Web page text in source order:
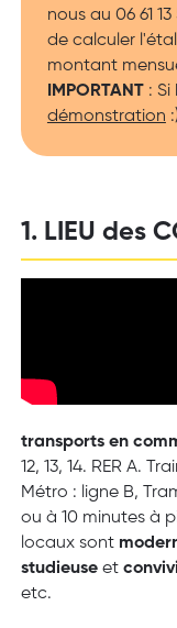
nous au 06 61
de calculer
montant
IMPORTANT: Si
démonstration
1. LIEU des
transports en
12, 13, 14. RER A.
Métro : ligne B,
ou à 10 minutes à
locaux sont
studieuseet
etc.